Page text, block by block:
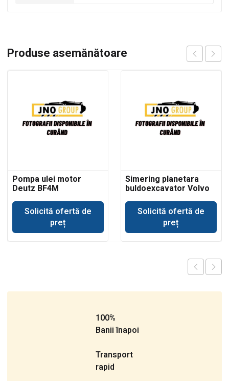
Produse asemănătoare
Pompa ulei motor
Deutz BF4M
Solicită ofertă de
preț
Simering planetara
buldoexcavator Volvo
Solicită ofertă de
preț
100%
Banii înapoi
Transport
rapid